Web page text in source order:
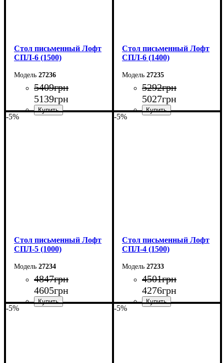
Стол письменный Лофт
СПЛ-6 (1500)
27236
5409грн
5139грн
Стол письменный Лофт
СПЛ-6 (1400)
27235
5292грн
5027грн
-5%
Стол письменный Лофт
СПЛ-5 (1000)
27234
4847грн
4605грн
-5%
Стол письменный Лофт
СПЛ-4 (1500)
27233
4501грн
4276грн
-5% -5%